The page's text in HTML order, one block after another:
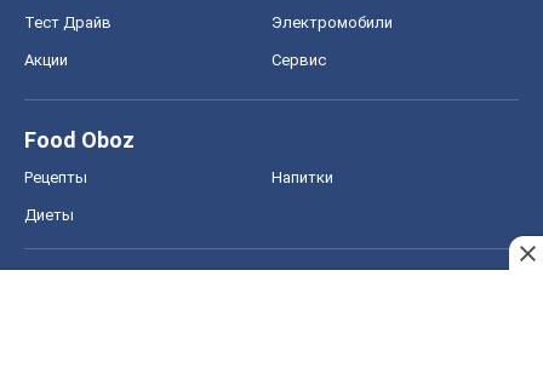
Тест Драйв Электромобили
Акции Сервис
Food Oboz
Рецепты Напитки
Диеты